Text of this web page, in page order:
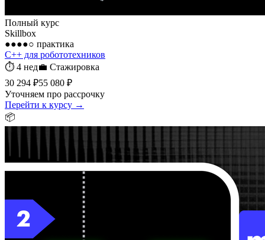
Полный курс
Skillbox
●●●●○ практика
C++ для робототехников
⏱ 4 нед💼 Стажировка
30 294 ₽55 080 ₽
Уточняем про рассрочку
Перейти к курсу →
📦